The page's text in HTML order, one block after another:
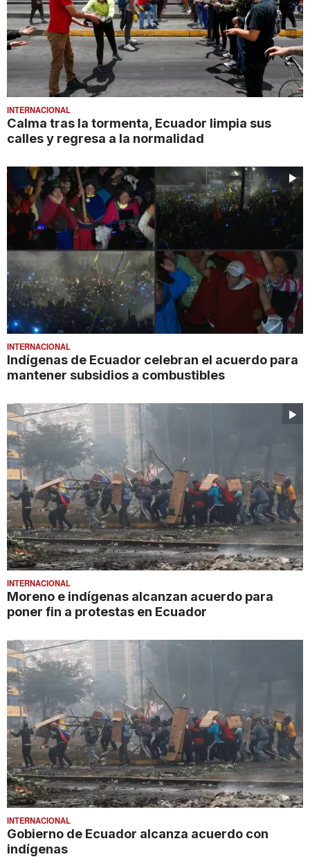
INTERNACIONAL
Calma tras la tormenta, Ecuador limpia sus
calles y regresa a la normalidad
INTERNACIONAL
Indígenas de Ecuador celebran el acuerdo para
mantener subsidios a combustibles
INTERNACIONAL
Moreno e indígenas alcanzan acuerdo para
poner fin a protestas en Ecuador
INTERNACIONAL
Gobierno de Ecuador alcanza acuerdo con
indígenas